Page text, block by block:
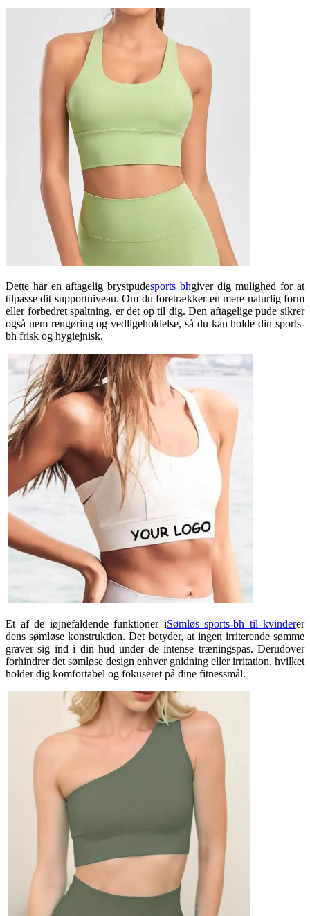
Dette har en aftagelig brystpudesports bhgiver dig mulighed for at
tilpasse dit supportniveau. Om du foretrækker en mere naturlig form
eller forbedret spaltning, er det op til dig. Den aftagelige pude sikrer
også nem rengøring og vedligeholdelse, så du kan holde din sports-
bh frisk og hygiejnisk.
Et af de iøjnefaldende funktioner iSømløs sports-bh til kvinderer
dens sømløse konstruktion. Det betyder, at ingen irriterende sømme
graver sig ind i din hud under de intense træningspas. Derudover
forhindrer det sømløse design enhver gnidning eller irritation, hvilket
holder dig komfortabel og fokuseret på dine fitnessmål.